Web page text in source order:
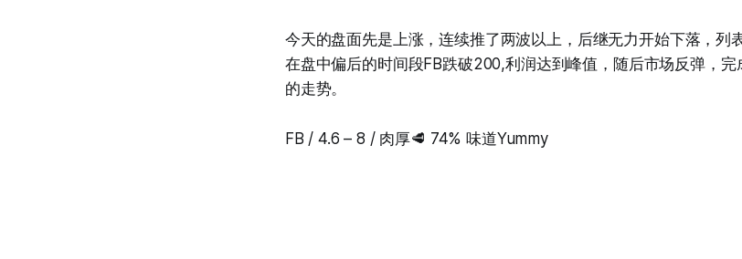
今天的盘面先是上涨，连续推了两波以上，后继无力开始下落，列
在盘中偏后的时间段FB跌破200,利润达到峰值，随后市场反弹，
的走势。
FB / 4.6 – 8 / 肉厚🥩 74% 味道Yummy